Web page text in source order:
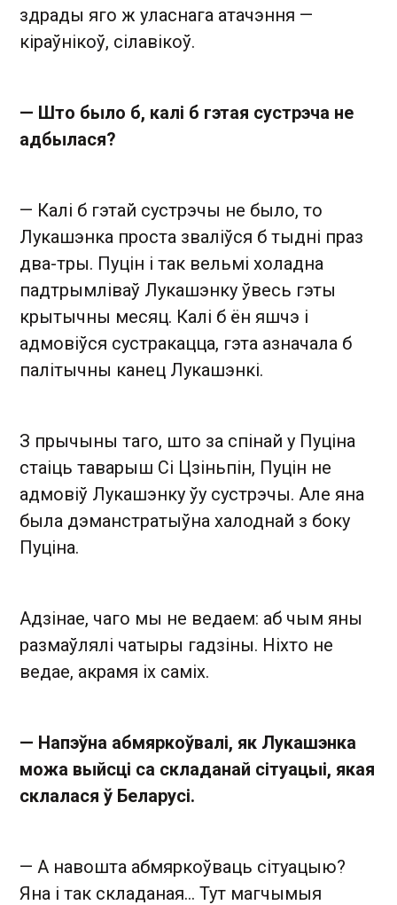
здрады яго ж уласнага атачэння —
кіраўнікоў, сілавікоў.
— Што было б, калі б гэтая сустрэча не
адбылася?
— Калі б гэтай сустрэчы не было, то
Лукашэнка проста зваліўся б тыдні праз
два-тры. Пуцін і так вельмі холадна
падтрымліваў Лукашэнку ўвесь гэты
крытычны месяц. Калі б ён яшчэ і
адмовіўся сустракацца, гэта азначала б
палітычны канец Лукашэнкі.
З прычыны таго, што за спінай у Пуціна
стаіць таварыш Сі Цзіньпін, Пуцін не
адмовіў Лукашэнку ўу сустрэчы. Але яна
была дэманстратыўна халоднай з боку
Пуціна.
Адзінае, чаго мы не ведаем: аб чым яны
размаўлялі чатыры гадзіны. Ніхто не
ведае, акрамя іх саміх.
— Напэўна абмяркоўвалі, як Лукашэнка
можа выйсці са складанай сітуацыі, якая
склалася ў Беларусі.
— А навошта абмяркоўваць сітуацыю?
Яна і так складаная... Тут магчымыя